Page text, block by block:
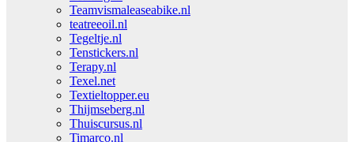
Teamvismaleaseabike.nl
teatreeoil.nl
Tegeltje.nl
Tenstickers.nl
Terapy.nl
Texel.net
Textieltopper.eu
Thijmseberg.nl
Thuiscursus.nl
Timarco.nl